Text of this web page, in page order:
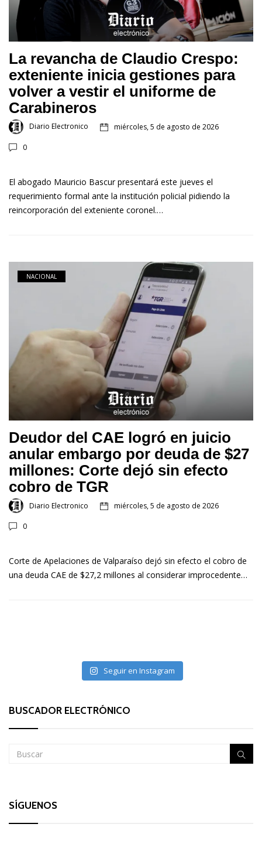
La revancha de Claudio Crespo:
exteniente inicia gestiones para
volver a vestir el uniforme de
Carabineros
Diario Electronico miércoles, 5 de agosto de 2026
0
El abogado Mauricio Bascur presentará este jueves el
requerimiento formal ante la institución policial pidiendo la
reincorporación del exteniente coronel.…
NACIONAL
Deudor del CAE logró en juicio
anular embargo por deuda de $27
millones: Corte dejó sin efecto
cobro de TGR
Diario Electronico miércoles, 5 de agosto de 2026
0
Corte de Apelaciones de Valparaíso dejó sin efecto el cobro de
una deuda CAE de $27,2 millones al considerar improcedente…
Seguir en Instagram
BUSCADOR ELECTRÓNICO
SÍGUENOS